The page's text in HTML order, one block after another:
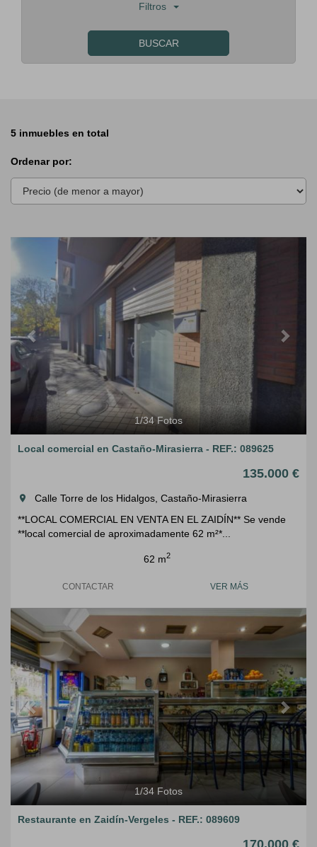
Filtros
BUSCAR
5 inmuebles en total
Ordenar por:
Previous
1/34Fotos
Local comercial en Castaño-Mirasierra - REF.: 089625
135.000 €
room
Calle Torre de los Hidalgos, Castaño-Mirasierra
**LOCAL COMERCIAL EN VENTA EN EL ZAIDÍN** Se vende
**local comercial de aproximadamente 62 m²*...
62 m2
CONTACTAR VER MÁS
Previous Next
1/34 Fotos
Restaurante en Zaidín-Vergeles - REF.: 089609